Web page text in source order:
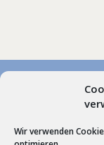
Wir verwenden
©
Webdesign by